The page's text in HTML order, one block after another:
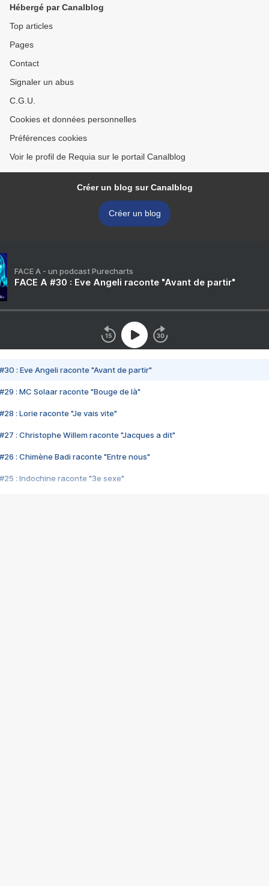
Hébergé par Canalblog
Top articles
Pages
Contact
Signaler un abus
C.G.U.
Cookies et données personnelles
Préférences cookies
Voir le profil de Requia sur le portail Canalblog
Créer un blog sur Canalblog
Créer un blog
FACE A - un podcast Purecharts
FACE A #30 : Eve Angeli raconte "Avant de partir"
#30 : Eve Angeli raconte "Avant de partir"
#29 : MC Solaar raconte "Bouge de là"
#28 : Lorie raconte "Je vais vite"
#27 : Christophe Willem raconte "Jacques a dit"
#26 : Chimène Badi raconte "Entre nous"
#25 : Indochine raconte "3e sexe"